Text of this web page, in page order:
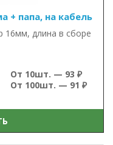
+ папа, на кабель
16мм, длина в сборе
От 10шт. — 93 ₽
От 100шт. — 91 ₽